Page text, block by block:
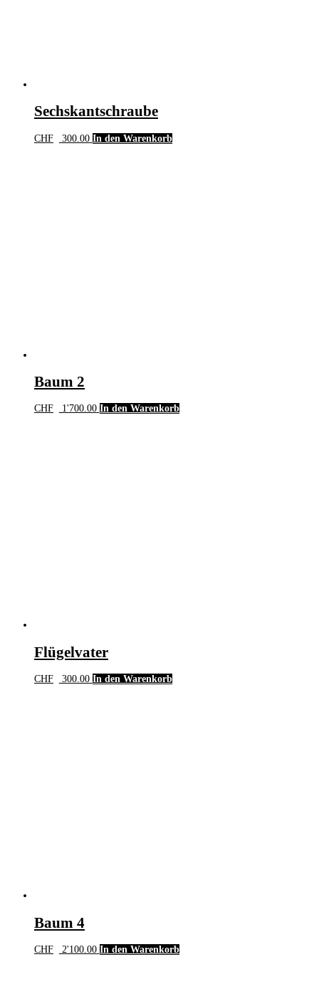
Sechskantschraube
CHF 300.00 In den Warenkorb
Baum 2
CHF 1'700.00 In den Warenkorb
Flügelvater
CHF 300.00 In den Warenkorb
Baum 4
CHF 2'100.00 In den Warenkorb